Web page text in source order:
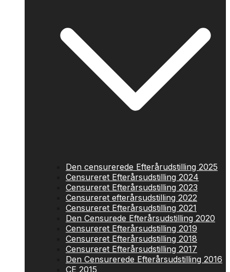
Den censurerede Efterårudstilling 2025
Censureret Efterårsudstilling 2024
Censureret Efterårsudstilling 2023
Censureret efterårsudstilling 2022
Censureret Efterårsudstilling 2021
Den Censurede Efterårsudstilling 2020
Censureret Efterårsudstilling 2019
Censureret Efterårsudstilling 2018
Censureret Efterårsudstilling 2017
Den Censurerede Efterårsudstilling 2016
CE 2015